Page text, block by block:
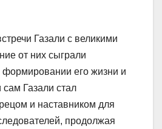
Газали с великими
от них сыграли
его жизни и
Газали стал
и наставником для
продолжая